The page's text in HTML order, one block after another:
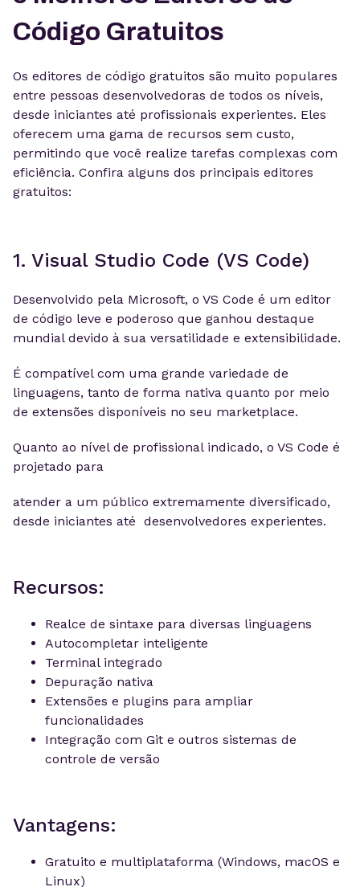
Código Gratuitos
Os editores de código gratuitos são muito populares
entre pessoas desenvolvedoras de todos os níveis,
desde iniciantes até profissionais experientes. Eles
oferecem uma gama de recursos sem custo,
permitindo que você realize tarefas complexas com
eficiência. Confira alguns dos principais editores
gratuitos:
1. Visual Studio Code (VS Code)
Desenvolvido pela Microsoft, o VS Code é um editor
de código leve e poderoso que ganhou destaque
mundial devido à sua versatilidade e extensibilidade.
É compatível com uma grande variedade de
linguagens, tanto de forma nativa quanto por meio
de extensões disponíveis no seu marketplace.
Quanto ao nível de profissional indicado, o VS Code é
projetado para
atender a um público extremamente diversificado,
desde iniciantes até desenvolvedores experientes.
Recursos:
Realce de sintaxe para diversas linguagens
Autocompletar inteligente
Terminal integrado
Depuração nativa
Extensões e plugins para ampliar
funcionalidades
Integração com Git e outros sistemas de
controle de versão
Vantagens:
Gratuito e multiplataforma (Windows, macOS e
Linux)